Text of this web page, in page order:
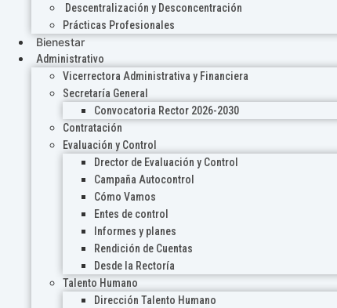
Descentralización y Desconcentración
Prácticas Profesionales
Bienestar
Administrativo
Vicerrectora Administrativa y Financiera
Secretaría General
Convocatoria Rector 2026-2030
Contratación
Evaluación y Control
Drector de Evaluación y Control
Campaña Autocontrol
Cómo Vamos
Entes de control
Informes y planes
Rendición de Cuentas
Desde la Rectoría
Talento Humano
Dirección Talento Humano